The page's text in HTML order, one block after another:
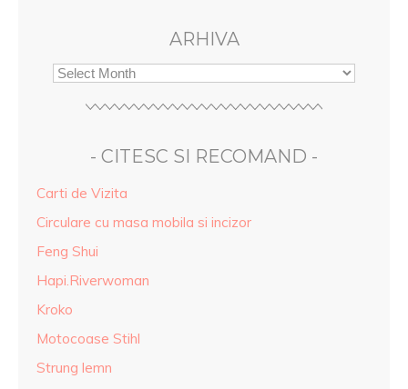
ARHIVA
- CITESC SI RECOMAND -
Carti de Vizita
Circulare cu masa mobila si incizor
Feng Shui
Hapi.Riverwoman
Kroko
Motocoase Stihl
Strung lemn